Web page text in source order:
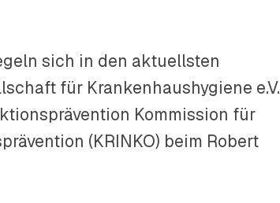
sich in den aktuellsten
für Krankenhaushygiene e.V.
Kommission für
(KRINKO) beim Robert